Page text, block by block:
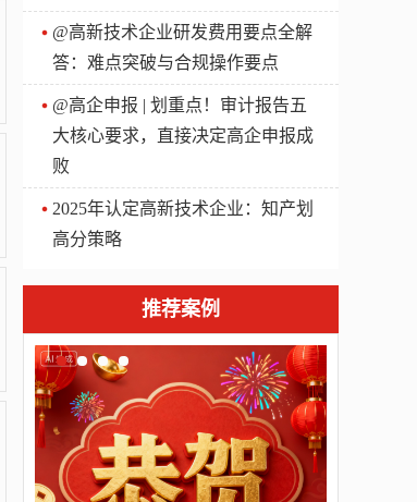
@高新技术企业研发费用要点全解
答：难点突破与合规操作要点
@高企申报 | 划重点！审计报告五
大核心要求，直接决定高企申报成
败
2025年认定高新技术企业：知产划
高分策略
推荐案例